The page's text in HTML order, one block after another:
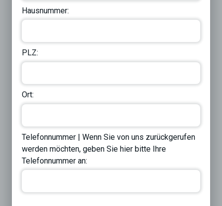
Hausnummer:
PLZ:
Ort:
Telefonnummer | Wenn Sie von uns zurückgerufen
werden möchten, geben Sie hier bitte Ihre
Telefonnummer an: